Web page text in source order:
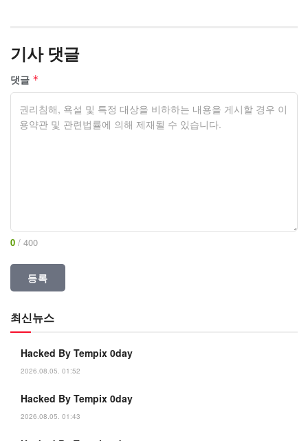
기사 댓글
댓글 *
0 / 400
최신뉴스
Hacked By Tempix 0day
2026.08.05. 01:52
Hacked By Tempix 0day
2026.08.05. 01:43